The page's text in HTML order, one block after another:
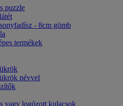
puzzle
- 8cm gömb
termékek
névvel
vagy logózott kulacsok